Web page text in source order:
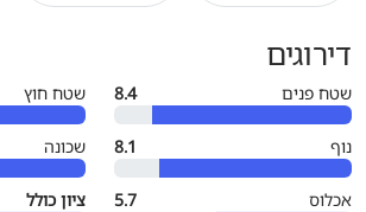
דירוגים
שטח פנים 8.4 שטח חוץ
נוף 8.1 שכונה
אכלוס 5.7 ציון כולל